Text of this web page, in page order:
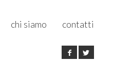
chi siamo contatti